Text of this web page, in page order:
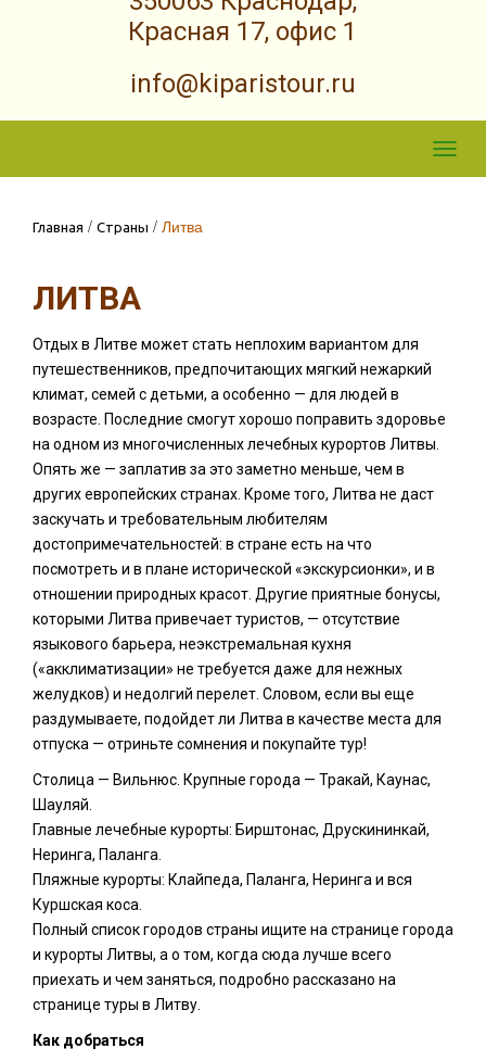
Красная 17, офис 1
info@kiparistour.ru
Skip to
Главная / Страны / Литва
ЛИТВА
Отдых в Литве может стать неплохим вариантом для
путешественников, предпочитающих мягкий нежаркий
климат, семей с детьми, а особенно — для людей в
возрасте. Последние смогут хорошо поправить здоровье
на одном из многочисленных лечебных курортов Литвы.
Опять же — заплатив за это заметно меньше, чем в
других европейских странах. Кроме того, Литва не даст
заскучать и требовательным любителям
достопримечательностей: в стране есть на что
посмотреть и в плане исторической «экскурсионки», и в
отношении природных красот. Другие приятные бонусы,
которыми Литва привечает туристов, — отсутствие
языкового барьера, неэкстремальная кухня
(«акклиматизации» не требуется даже для нежных
желудков) и недолгий перелет. Словом, если вы еще
раздумываете, подойдет ли Литва в качестве места для
отпуска — отриньте сомнения и покупайте тур!
Столица — Вильнюс. Крупные города — Тракай, Каунас,
Шауляй.
Главные лечебные курорты: Бирштонас, Друскининкай,
Неринга, Паланга.
Пляжные курорты: Клайпеда, Паланга, Неринга и вся
Куршская коса.
Полный список городов страны ищите на странице города
и курорты Литвы, а о том, когда сюда лучше всего
приехать и чем заняться, подробно рассказано на
странице туры в Литву.
Как добраться